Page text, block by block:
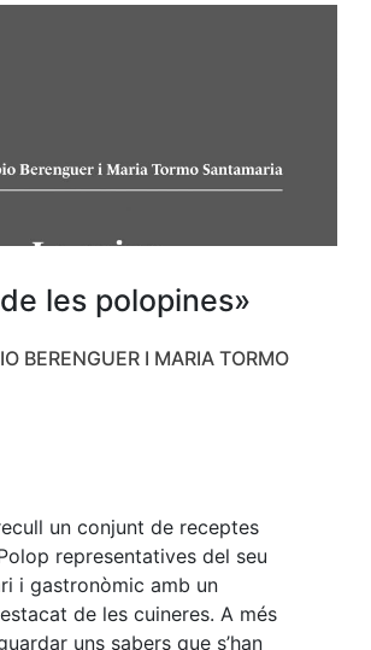
les polopines»
BERENGUER I MARIA TORMO
un conjunt de receptes
representatives del seu
i gastronòmic amb un
de les cuineres. A més
uns sabers que s’han